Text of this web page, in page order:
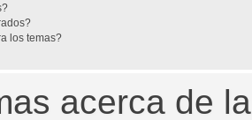
los temas?
acerca de